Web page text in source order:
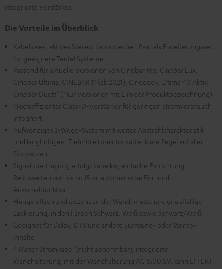
integrierte Verstärker.
Die Vorteile im Überblick
Kabelloses, aktives Stereo-Lautsprecher-Paar als Erweiterungsset
für geeignete Teufel Systeme
Passend für aktuelle Versionen von Cinebar Pro, Cinebar Lux,
Cinebar Ultima, CINEBAR 11 (ab 2021), Cinedeck, Ultima 40 Aktiv,
Cinebar Duett* (*nur Versionen mit E in der Produktbezeichnung)
Hocheffizienter Class-D-Verstärker für geringen Stromverbrauch
integriert
Aufwendiges 2-Wege-System mit weiter Abstrahlcharakteristik
und langhubigem Tiefmitteltöner für satte, klare Pegel auf allen
Sitzplätzen
Signalübertragung erfolgt kabellos, einfache Einrichtung,
Reichweiten von bis zu 15 m, automatische Ein- und
Ausschaltfunktion
Hängen flach und dezent an der Wand, matte und unauffällige
Lackierung, in den Farben Schwarz, Weiß sowie Schwarz/Weiß
Geeignet für Dolby, DTS und andere Surround- oder Stereo-
Inhalte
4 Meter Stromkabel (nicht abnehmbar), integrierte
Wandhalterung, mit der Wandhalterung AC 3500 SM kann EFFEKT